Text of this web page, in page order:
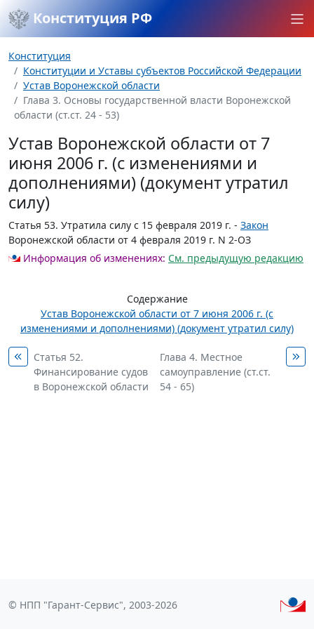
Конституция РФ
Конституция
Конституции и Уставы субъектов Российской Федерации
Устав Воронежской области
Глава 3. Основы государственной власти Воронежской
области (ст.ст. 24 - 53)
Устав Воронежской области от 7
июня 2006 г. (с изменениями и
дополнениями) (документ утратил
силу)
Статья 53. Утратила силу с 15 февраля 2019 г. - Закон
Воронежской области от 4 февраля 2019 г. N 2-ОЗ
Информация об изменениях: См. предыдущую редакцию
Содержание
Устав Воронежской области от 7 июня 2006 г. (с
изменениями и дополнениями) (документ утратил силу)
Статья 52.
Финансирование судов
в Воронежской области
Глава 4. Местное
самоуправление (ст.ст.
54 - 65)
© НПП "Гарант-Сервис", 2003-2026